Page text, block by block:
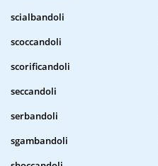
scialbandoli
scoccandoli
scorificandoli
seccandoli
serbandoli
sgambandoli